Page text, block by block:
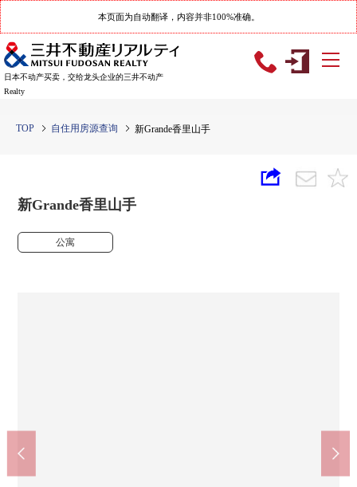
本页面为自动翻译，内容并非100%准确。
日本不动产买卖，交给龙头企业的三井不动产
Realty
TOP 自住用房源查询 新Grande香里山手
新Grande香里山手
公寓